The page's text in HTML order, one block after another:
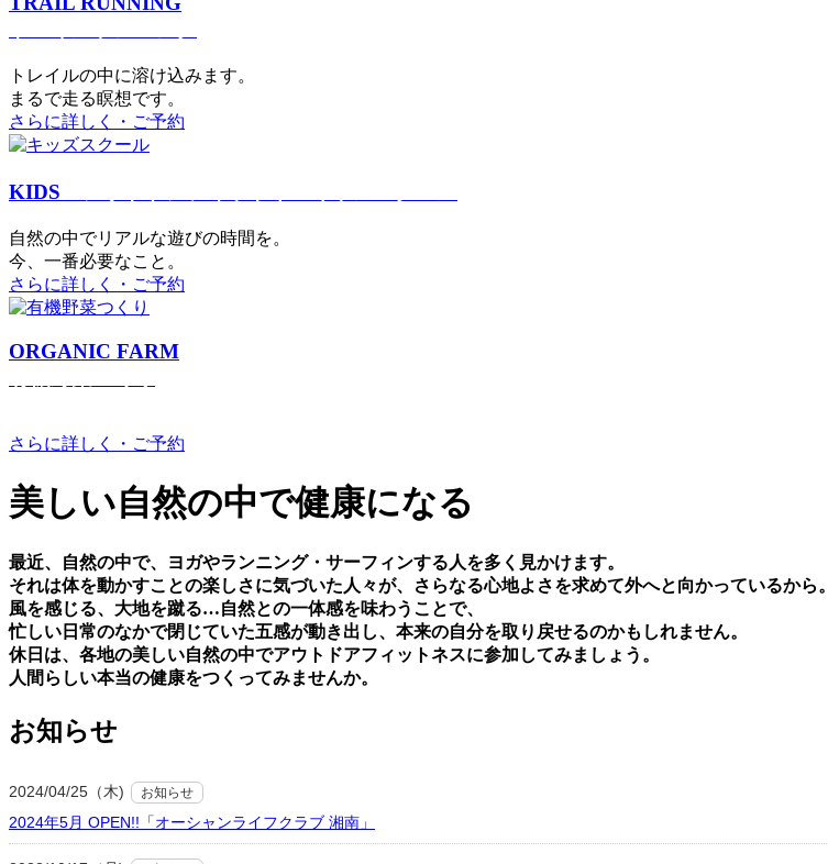
トレイルの中に溶け込みます。
まるで⾛る瞑想です。
さらに詳しく・ご予約
KIDS
⾃然の中でリアルな遊びの時間を。
今、⼀番必要なこと。
さらに詳しく・ご予約
ORGANIC FARM
さらに詳しく・ご予約
美しい⾃然の中で健康になる
最近、⾃然の中で、ヨガやランニング・サーフィンする⼈を多く⾒かけます。
それは体を動かすことの楽しさに気づいた⼈々が、さらなる⼼地よさを求めて外へと向かっているから。
⾵を感じる、⼤地を蹴る…⾃然との⼀体感を味わうことで、
忙しい⽇常のなかで閉じていた五感が動き出し、本来の⾃分を取り戻せるのかもしれません。
休⽇は、各地の美しい⾃然の中でアウトドアフィットネスに参加してみましょう。
⼈間らしい本当の健康をつくってみませんか。
お知らせ
2024/04/25（木) お知らせ
2024年5月 OPEN!!「オーシャンライフクラブ 湘南」